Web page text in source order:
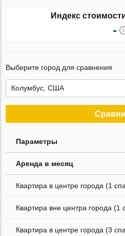
Индекс
-
Выберите город для сравнения
Параметры
Аренда в месяц
Квартира в центре города (1
Квартира вне центра города (1
Квартира в центре города (3